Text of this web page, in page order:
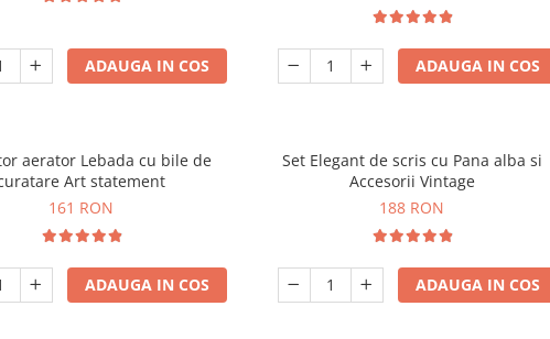
ADAUGA IN COS ADAUGA IN COS
aerator Lebada cu bile de
Art statement
161 RON
ADAUGA IN COS
Set Elegant de scris cu Pana alba si
Accesorii Vintage
188 RON
ADAUGA IN COS